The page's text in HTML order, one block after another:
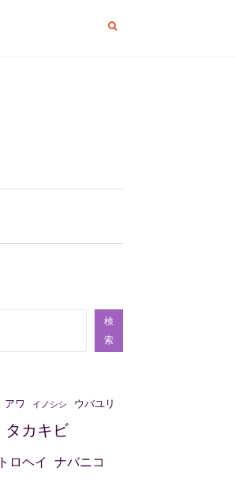
検
索
アワ イノシシ ウバユリ
タカキビ
トロヘイ ナバニコ